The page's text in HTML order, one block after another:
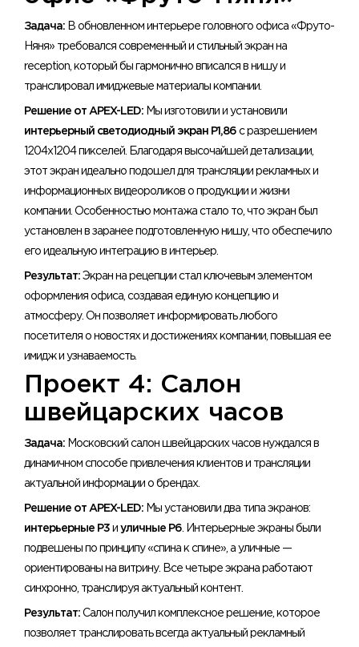
Задача: В обновленном интерьере головного офиса «Фруто-
Няня» требовался современный и стильный экран на
reception, который бы гармонично вписался в нишу и
транслировал имиджевые материалы компании.
Решение от APEX-LED: Мы изготовили и установили
интерьерный светодиодный экран P1,86 с разрешением
1204x1204 пикселей. Благодаря высочайшей детализации,
этот экран идеально подошел для трансляции рекламных и
информационных видеороликов о продукции и жизни
компании. Особенностью монтажа стало то, что экран был
установлен в заранее подготовленную нишу, что обеспечило
его идеальную интеграцию в интерьер.
Результат: Экран на рецепции стал ключевым элементом
оформления офиса, создавая единую концепцию и
атмосферу. Он позволяет информировать любого
посетителя о новостях и достижениях компании, повышая ее
имидж и узнаваемость.
Проект 4: Салон
швейцарских часов
Задача: Московский салон швейцарских часов нуждался в
динамичном способе привлечения клиентов и трансляции
актуальной информации о брендах.
Решение от APEX-LED: Мы установили два типа экранов:
интерьерные P3 и уличные P6 . Интерьерные экраны были
подвешены по принципу «спина к спине», а уличные —
ориентированы на витрину. Все четыре экрана работают
синхронно, транслируя актуальный контент.
Результат: Салон получил комплексное решение, которое
позволяет транслировать всегда актуальный рекламный